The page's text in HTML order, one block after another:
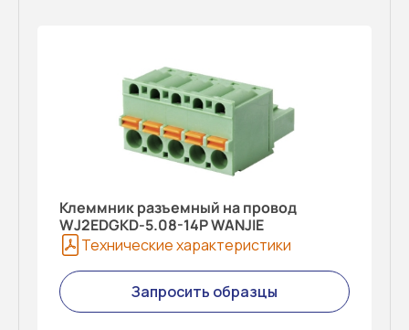
Клеммник разъемный на провод
WJ2EDGKD-5.08-14P WANJIE
Технические характеристики
Запросить образцы